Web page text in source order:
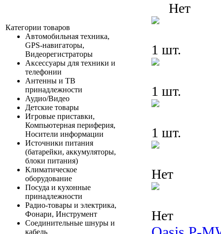
Категории товаров
Автомобильная техника,
GPS-навигаторы,
Видеорегистраторы
Аксессуары для техники и
телефонии
Антенны и ТВ
принадлежности
Аудио/Видео
Детские товары
Игровые приставки,
Компьютерная периферия,
Носители информации
Источники питания
(батарейки, аккумуляторы,
блоки питания)
Климатическое
оборудование
Посуда и кухонные
принадлежности
Радио-товары и электрика,
Фонари, Инструмент
Соединительные шнуры и
кабель
Нет
1 шт.
1 шт.
1 шт.
Нет
Нет